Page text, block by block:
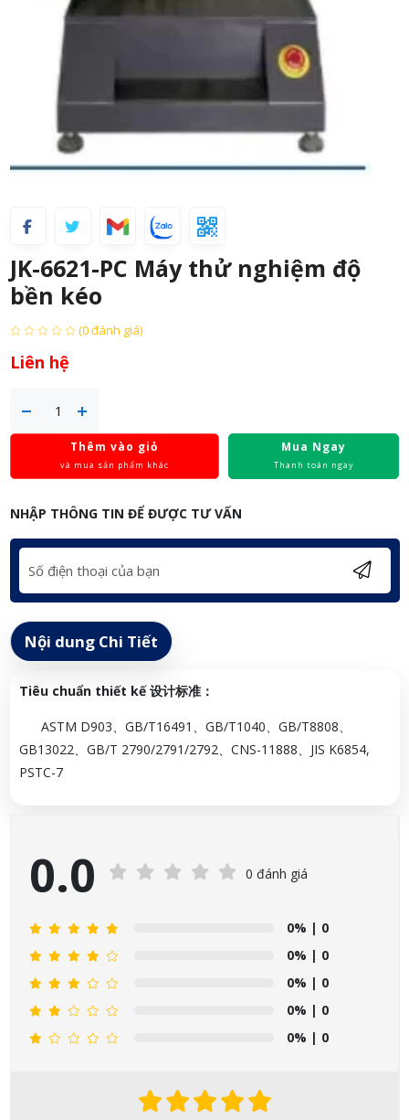
JK-6621-PC Máy thử nghiệm độ
bền kéo
(0 đánh giá)
Liên hệ
Thêm vào giỏ
và mua sản phẩm khác
Mua Ngay
Thanh toán ngay
NHẬP THÔNG TIN ĐỂ ĐƯỢC TƯ VẤN
Nội dung Chi Tiết
Tiêu chuẩn thiết kế 设计标准：
ASTM D903、GB/T16491、GB/T1040、GB/T8808、
GB13022、GB/T 2790/2791/2792、CNS-11888、JIS K6854,
PSTC-7
0.0 0 đánh giá
0% | 0
0% | 0
0% | 0
0% | 0
0% | 0